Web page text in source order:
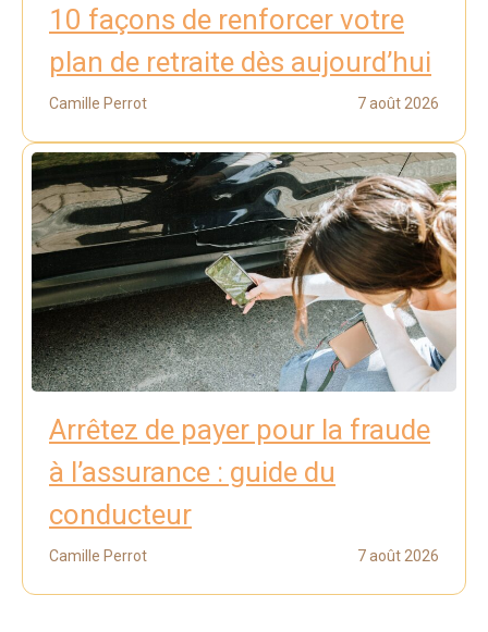
10 façons de renforcer votre
plan de retraite dès aujourd’hui
Camille Perrot 7 août 2026
Arrêtez de payer pour la fraude
à l’assurance : guide du
conducteur
Camille Perrot 7 août 2026